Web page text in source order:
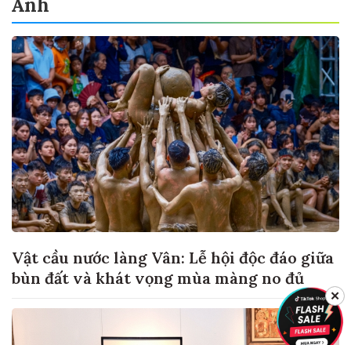
Vật cầu nước làng Vân: Lễ hội độc đáo giữa
bùn đất và khát vọng mùa màng no đủ
✕